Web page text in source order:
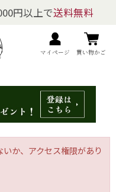
円以上で送料無料
マイページ 買い物かご
か、アクセス権限があり